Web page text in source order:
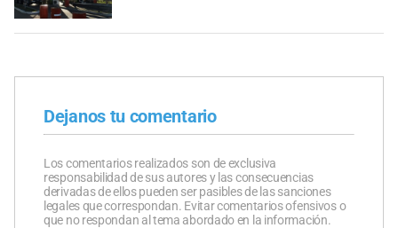
Dejanos tu comentario
Los comentarios realizados son de exclusiva
responsabilidad de sus autores y las consecuencias
derivadas de ellos pueden ser pasibles de las sanciones
legales que correspondan. Evitar comentarios ofensivos o
que no respondan al tema abordado en la información.